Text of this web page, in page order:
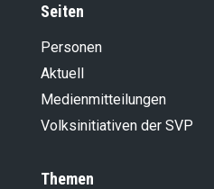
Seiten
Personen
Aktuell
Medienmitteilungen
Volksinitiativen der SVP
Themen